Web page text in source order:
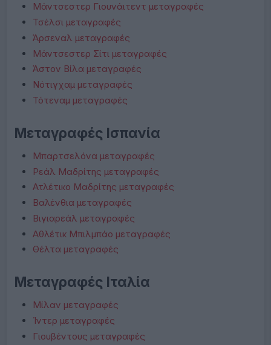
Μάντσεστερ Γιουνάιτεντ μεταγραφές
Τσέλσι μεταγραφές
Άρσεναλ μεταγραφές
Μάντσεστερ Σίτι μεταγραφές
Άστον Βίλα μεταγραφές
Νότιγχαμ μεταγραφές
Τότεναμ μεταγραφές
Μεταγραφές Ισπανία
Μπαρτσελόνα μεταγραφές
Ρεάλ Μαδρίτης μεταγραφές
Ατλέτικο Μαδρίτης μεταγραφές
Βαλένθια μεταγραφές
Βιγιαρεάλ μεταγραφές
Αθλέτικ Μπιλμπάο μεταγραφές
Θέλτα μεταγραφές
Μεταγραφές Ιταλία
Μίλαν μεταγραφές
Ίντερ μεταγραφές
Γιουβέντους μεταγραφές